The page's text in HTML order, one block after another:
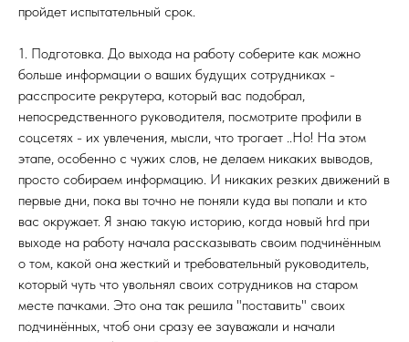
пройдет испытательный срок.
1. Подготовка. До выхода на работу соберите как можно
больше информации о ваших будущих сотрудниках -
расспросите рекрутера, который вас подобрал,
непосредственного руководителя, посмотрите профили в
соцсетях - их увлечения, мысли, что трогает ..Но! На этом
этапе, особенно с чужих слов, не делаем никаких выводов,
просто собираем информацию. И никаких резких движений в
первые дни, пока вы точно не поняли куда вы попали и кто
вас окружает. Я знаю такую историю, когда новый hrd при
выходе на работу начала рассказывать своим подчинённым
о том, какой она жесткий и требовательный руководитель,
который чуть что увольнял своих сотрудников на старом
месте пачками. Это она так решила "поставить" своих
подчинённых, чтоб они сразу ее зауважали и начали